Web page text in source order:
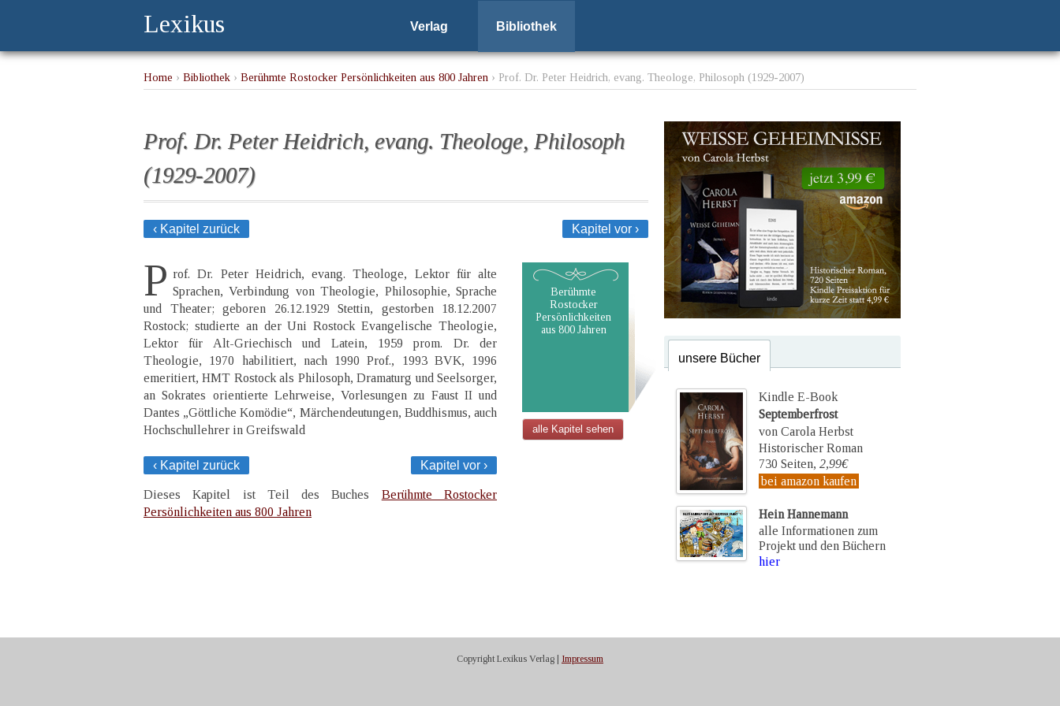
Lexikus Verlag Bibliothek
Home › Bibliothek › Berühmte Rostocker Persönlichkeiten aus 800 Jahren › Prof. Dr. Peter Heidrich, evang. Theologe, Philosoph (1929-2007)
Prof. Dr. Peter Heidrich, evang. Theologe, Philosoph
(1929-2007)
‹ Kapitel zurück Kapitel vor ›
P rof. Dr. Peter Heidrich, evang. Theologe, Lektor für alte
Sprachen, Verbindung von Theologie, Philosophie, Sprache
und Theater; geboren 26.12.1929 Stettin, gestorben 18.12.2007
Rostock; studierte an der Uni Rostock Evangelische Theologie,
Lektor für Alt-Griechisch und Latein, 1959 prom. Dr. der
Theologie, 1970 habilitiert, nach 1990 Prof., 1993 BVK, 1996
emeritiert, HMT Rostock als Philosoph, Dramaturg und Seelsorger,
an Sokrates orientierte Lehrweise, Vorlesungen zu Faust II und
Dantes „Göttliche Komödie“, Märchendeutungen, Buddhismus, auch
Hochschullehrer in Greifswald
‹ Kapitel zurück Kapitel vor ›
Dieses Kapitel ist Teil des Buches Berühmte Rostocker
Persönlichkeiten aus 800 Jahren
Berühmte
Rostocker
Persönlichkeiten
aus 800 Jahren
alle Kapitel sehen
unsere Bücher
Kindle E-Book
Septemberfrost
von Carola Herbst
Historischer Roman
730 Seiten, 2,99€
bei amazon kaufen
Hein Hannemann
alle Informationen zum
Projekt und den Büchern
hier
Copyright Lexikus Verlag | Impressum